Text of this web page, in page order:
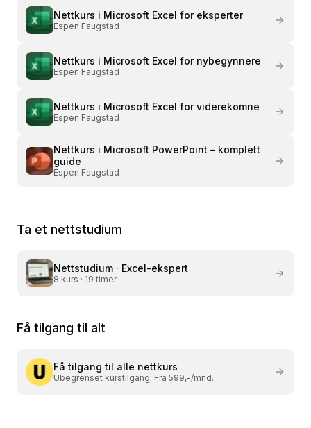
Nettkurs i Microsoft Excel for eksperter
Espen Faugstad
Nettkurs i Microsoft Excel for nybegynnere
Espen Faugstad
Nettkurs i Microsoft Excel for viderekomne
Espen Faugstad
Nettkurs i Microsoft PowerPoint – komplett
guide
Espen Faugstad
Ta et nettstudium
Nettstudium · Excel-ekspert
8 kurs · 19 timer
Få tilgang til alt
Få tilgang til alle nettkurs
Ubegrenset kurstilgang. Fra 599,-/mnd.